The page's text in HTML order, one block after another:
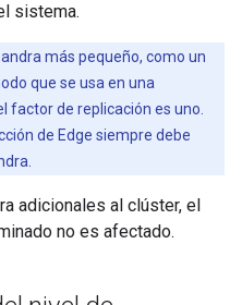
sistema.
más pequeño, como un
que se usa en una
factor de replicación es uno.
de Edge siempre debe
adicionales al clúster, el
no es afectado.